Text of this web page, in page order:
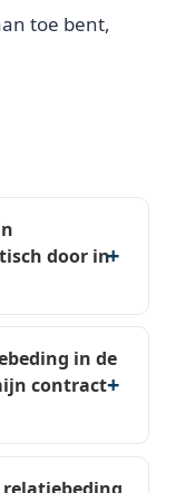
toe bent,
door in
in de
contract